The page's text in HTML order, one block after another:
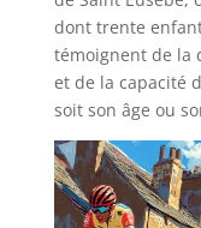
dont trente
témoignent de la
et de la capacité
soit son âge ou